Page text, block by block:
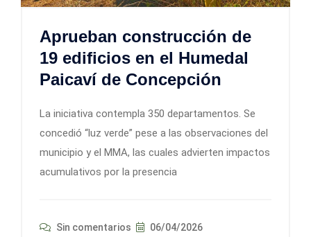
Aprueban construcción de
19 edificios en el Humedal
Paicaví de Concepción
La iniciativa contempla 350 departamentos. Se
concedió “luz verde” pese a las observaciones del
municipio y el MMA, las cuales advierten impactos
acumulativos por la presencia
Sin comentarios 06/04/2026